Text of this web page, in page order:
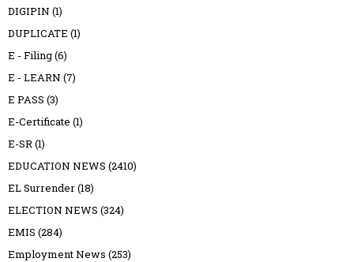
DIGIPIN (1)
DUPLICATE (1)
E - Filing(6)
E - LEARN (7)
E PASS (3)
E-Certificate (1)
E-SR(1)
EDUCATION NEWS (2410)
EL Surrender(18)
ELECTION NEWS (324)
EMIS (284)
Employment News (253)